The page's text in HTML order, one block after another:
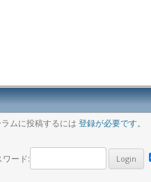
ムに投稿するには 登録が必要です。
ワード: